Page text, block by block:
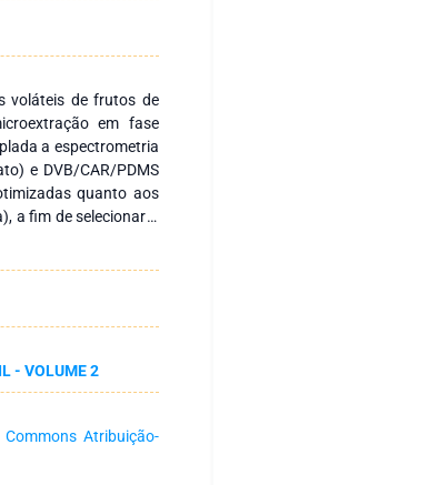
voláteis de frutos de
em fase
a espectrometria
e DVB/CAR/PDMS
quanto aos
a fim de selecionar a
de 48 compostos
em cinco classes
(71%).
com poliacrilato (PA)
número maior de
que permitiram o
corresponderam a
com agitação de 79
os sesquiterpenos
nos frutos,
- VOLUME 2
Commons Atribuição-